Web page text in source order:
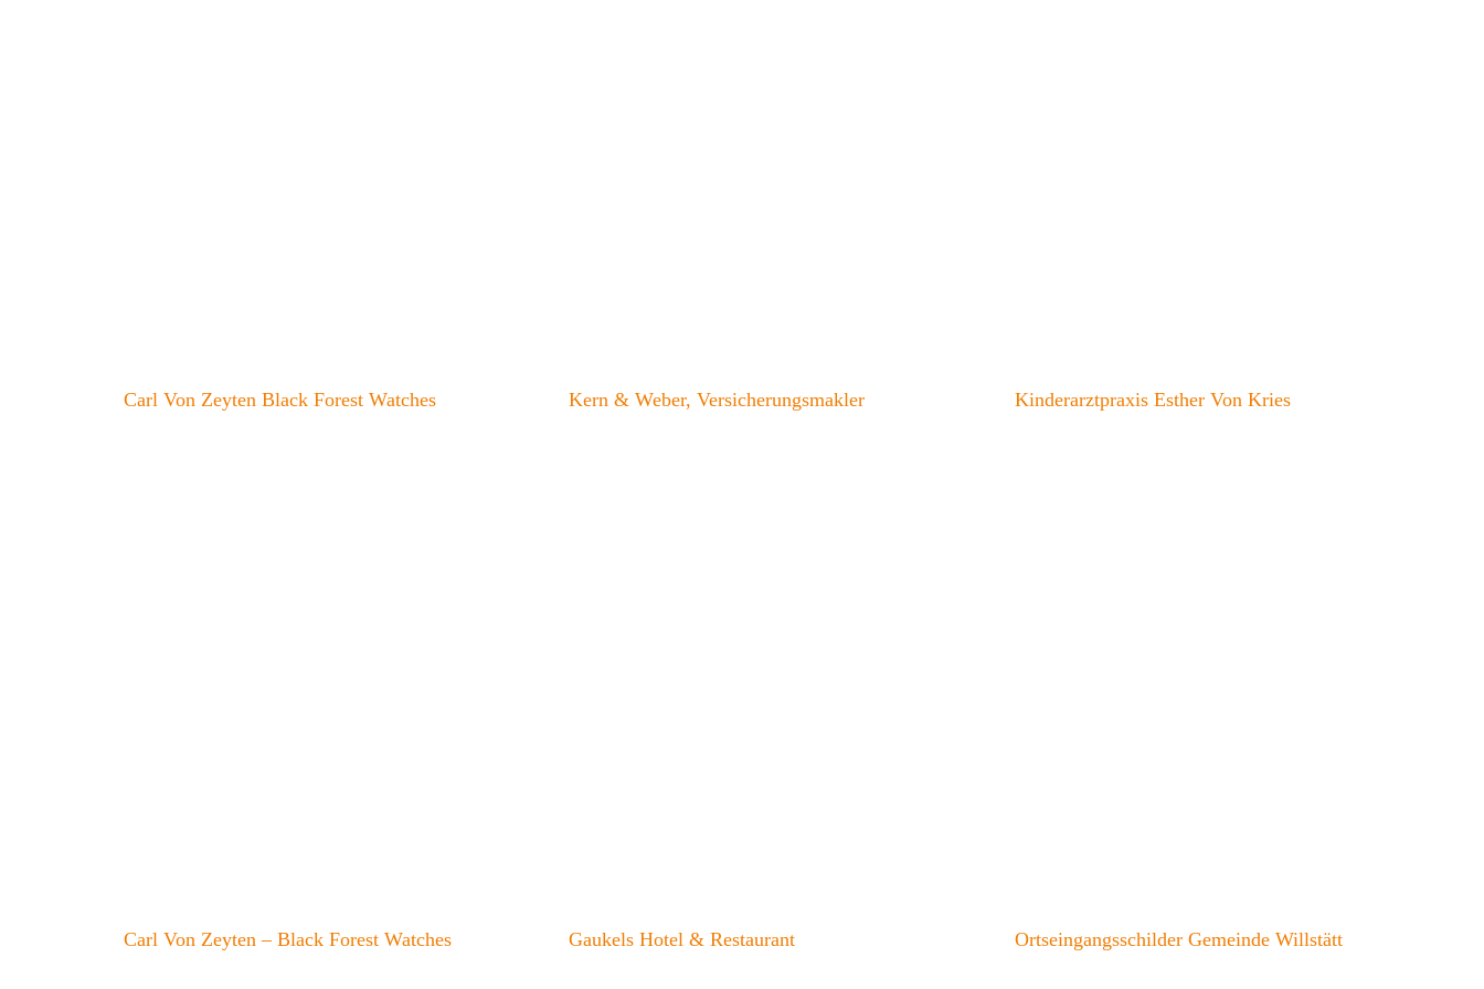
Carl Von Zeyten Black Forest Watches Kern & Weber, Versicherungsmakler Kinderarztpraxis Esther Von Kries
Carl Von Zeyten – Black Forest Watches Gaukels Hotel & Restaurant Ortseingangsschilder Gemeinde Willstätt